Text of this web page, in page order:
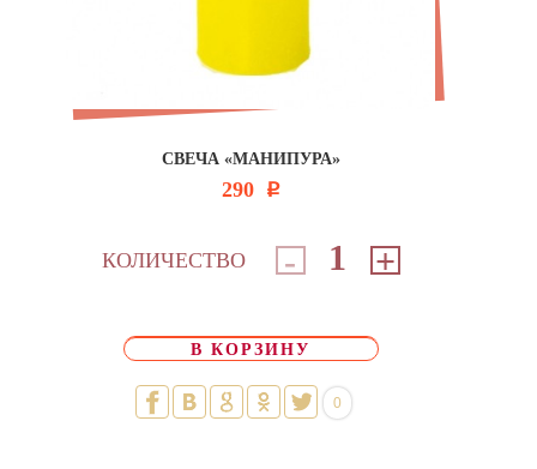
СВЕЧА «МАНИПУРА»
290 Р
КОЛИЧЕСТВО - +
В КОРЗИНУ
0